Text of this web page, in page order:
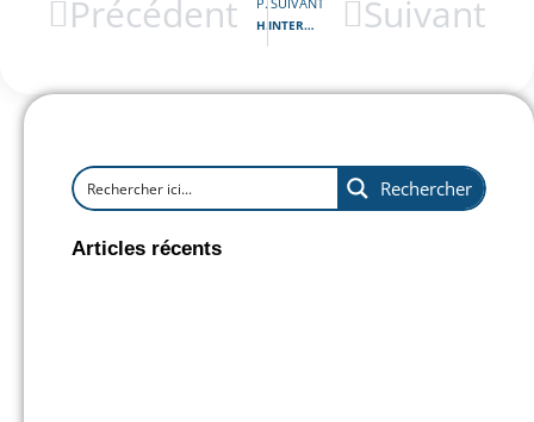
Précédent HONEYWELL INTERMEC PM43 / Imprimante d’étiquettes industrielle en 203, 300 ou 406 dpi INTERMEC PF8T / Imprimante d’étiquettes de bureau en 203 ou 300 dpi Suivant
Rechercher
Articles récents